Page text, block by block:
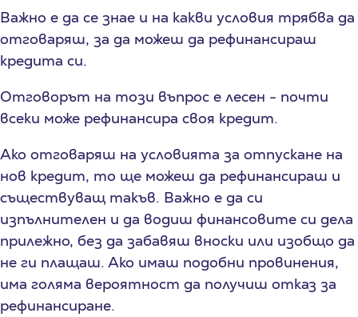
Важно е да се знае и на какви условия трябва да
отговаряш, за да можеш да рефинансираш
кредита си.
Отговорът на този въпрос е лесен - почти
всеки може рефинансира своя кредит.
Ако отговаряш на условията за отпускане на
нов кредит, то ще можеш да рефинансираш и
съществуващ такъв. Важно е да си
изпълнителен и да водиш финансовите си дела
прилежно, без да забавяш вноски или изобщо да
не ги плащаш. Ако имаш подобни провинения,
има голяма вероятност да получиш отказ за
рефинансиране.